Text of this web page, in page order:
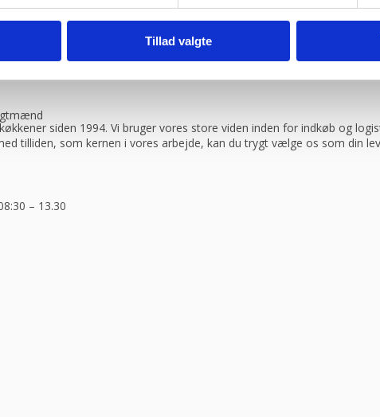
Tillad valgte
– 13.30
han snakker om og kan vejlede os kunder
siden 1994. Vi bruger vores store viden inden for indkøb og
tilliden, som kernen i vores arbejde, kan du trygt vælge os som din